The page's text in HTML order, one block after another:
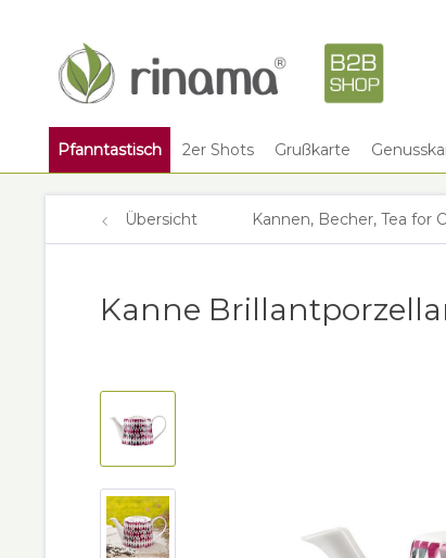
Pfanntastisch 2er Shots Grußkarte
Übersicht Kannen, Becher, Tea for
Kanne